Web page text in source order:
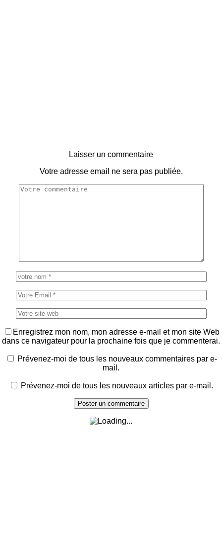
Laisser un commentaire
Votre adresse email ne sera pas publiée.
Enregistrez mon nom, mon adresse e-mail et mon site Web
dans ce navigateur pour la prochaine fois que je commenterai.
Prévenez-moi de tous les nouveaux commentaires par e-
mail.
Prévenez-moi de tous les nouveaux articles par e-mail.